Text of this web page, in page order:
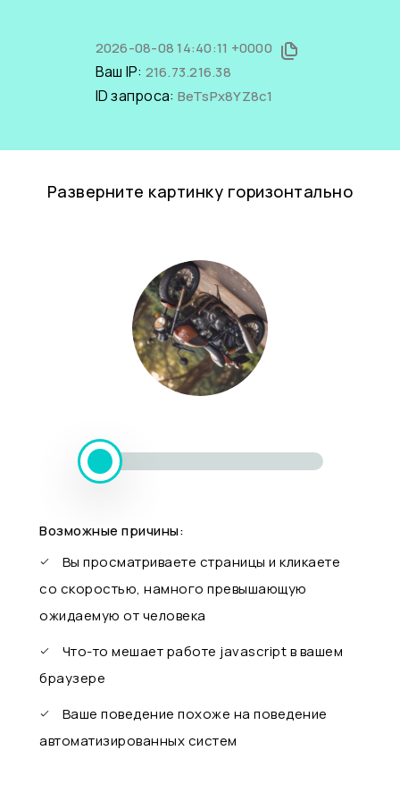
2026-08-08 14:40:11 +0000
Ваш IP: 216.73.216.38
ID запроса: BeTsPx8YZ8c1
Разверните картинку горизонтально
Возможные причины:
Вы просматриваете страницы и кликаете
со скоростью, намного превышающую
ожидаемую от человека
Что-то мешает работе javascript в вашем
браузере
Ваше поведение похоже на поведение
автоматизированных систем